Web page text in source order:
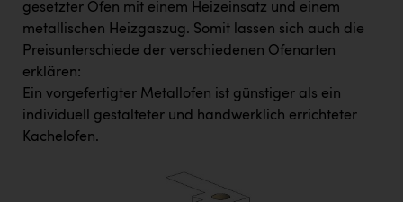
gesetzter Ofen mit einem Heizeinsatz und einem
metallischen Heizgaszug. Somit lassen sich auch die
Preisunterschiede der verschiedenen Ofenarten
erklären:
Ein vorgefertigter Metallofen ist günstiger als ein
individuell gestalteter und handwerklich errichteter
Kachelofen.